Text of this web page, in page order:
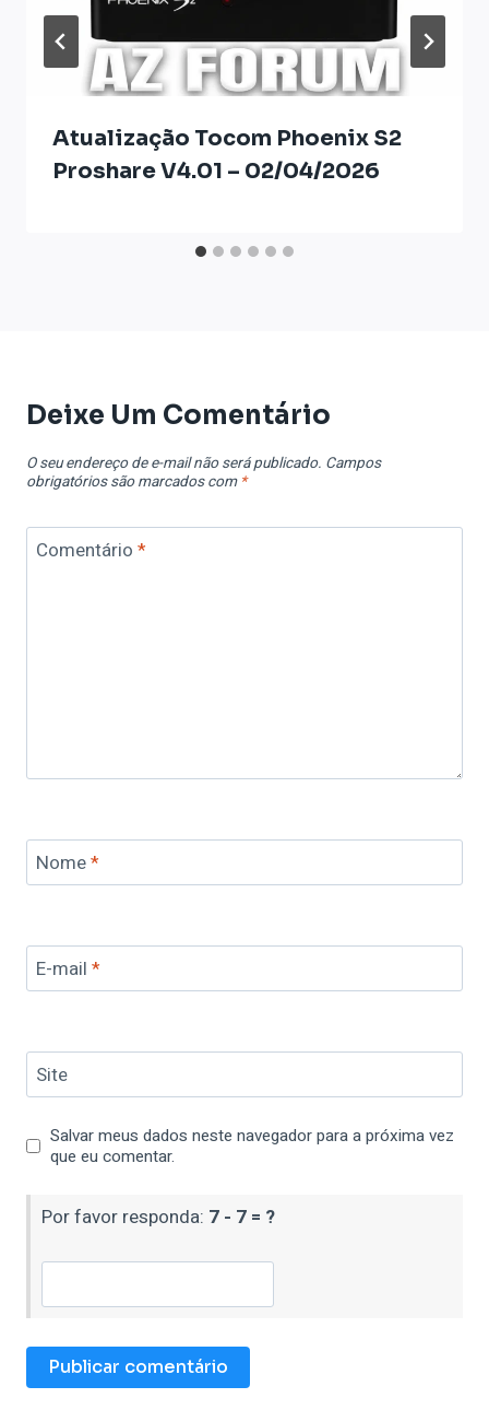
Atualização Tocom Phoenix S2
Proshare V4.01 – 02/04/2026
Deixe Um Comentário
O seu endereço de e-mail não será publicado. Campos
obrigatórios são marcados com *
Comentário *
Nome*
E-mail *
Site
Salvar meus dados neste navegador para a próxima vez
que eu comentar.
Por favor responda: 7 - 7 = ?